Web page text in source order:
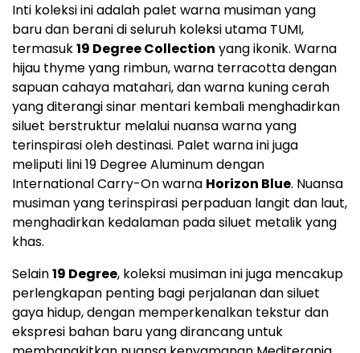
Inti koleksi ini adalah palet warna musiman yang
baru dan berani di seluruh koleksi utama TUMI,
termasuk19 Degree Collection yang ikonik. Warna
hijau thyme yang rimbun, warna terracotta dengan
sapuan cahaya matahari, dan warna kuning cerah
yang diterangi sinar mentari kembali menghadirkan
siluet berstruktur melalui nuansa warna yang
terinspirasi oleh destinasi. Palet warna ini juga
meliputi lini 19 Degree Aluminum dengan
International Carry-On warna Horizon Blue. Nuansa
musiman yang terinspirasi perpaduan langit dan laut,
menghadirkan kedalaman pada siluet metalik yang
khas.
Selain19 Degree, koleksi musiman ini juga mencakup
perlengkapan penting bagi perjalanan dan siluet
gaya hidup, dengan memperkenalkan tekstur dan
ekspresi bahan baru yang dirancang untuk